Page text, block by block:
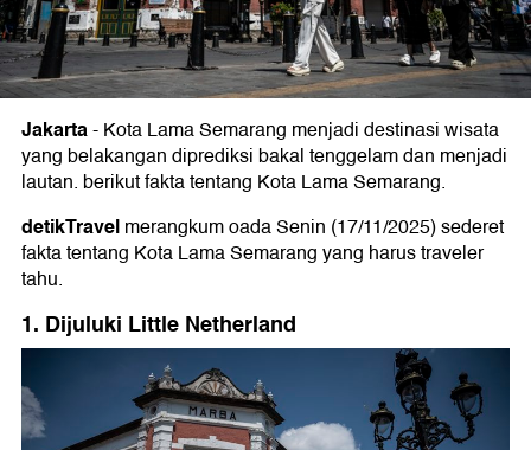
Jakarta-Kota Lama Semarang menjadi destinasi wisata
yang belakangan diprediksi bakal tenggelam dan menjadi
lautan. berikut fakta tentang Kota Lama Semarang.
detikTravelmerangkum oada Senin (17/11/2025) sederet
fakta tentang Kota Lama Semarang yang harus traveler
tahu.
1. Dijuluki Little Netherland